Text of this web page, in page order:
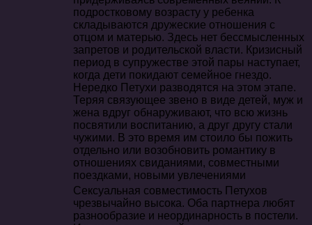
подростковому возрасту у ребенка
складываются дружеские отношения с
отцом и матерью. Здесь нет бессмысленных
запретов и родительской власти. Кризисный
период в супружестве этой пары наступает,
когда дети покидают семейное гнездо.
Нередко Петухи разводятся на этом этапе.
Теряя связующее звено в виде детей, муж и
жена вдруг обнаруживают, что всю жизнь
посвятили воспитанию, а друг другу стали
чужими. В это время им стоило бы пожить
отдельно или возобновить романтику в
отношениях свиданиями, совместными
поездками, новыми увлечениями
Сексуальная совместимость Петухов
чрезвычайно высока. Оба партнера любят
разнообразие и неординарность в постели.